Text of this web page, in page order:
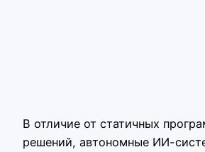
В отличие от статичных
решений, автономные ИИ-